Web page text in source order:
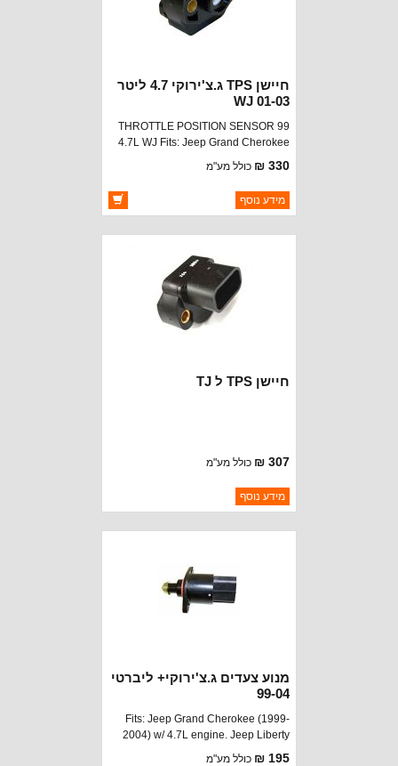
חיישן TPS ג.צ'ירוקי 4.7 ליטר
01-03 WJ
THROTTLE POSITION SENSOR 99
4.7L WJ Fits: Jeep Grand Cherokee
(2001-2003) w/ 4.7L engine.
330 ₪ כולל מע"מ
ברקוד: 5017479AA
יצרן:STANDARD MOTOR
מידע נוסף
חיישן TPS ל TJ
307 ₪ כולל מע"מ
ברקוד: 56027942
יצרן:STANDARD MOTOR
מידע נוסף
מנוע צעדים ג.צ'ירוקי+ ליברטי
99-04
Fits: Jeep Grand Cherokee (1999-
2004) w/ 4.7L engine. Jeep Liberty
(2002-2004) w/ 3.7L engine
195 ₪ כולל מע"מ